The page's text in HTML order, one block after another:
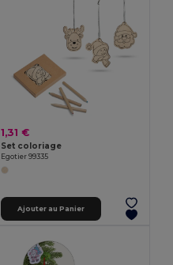
1,31 €
Set coloriage
Egotier 99335
Ajouter au Panier